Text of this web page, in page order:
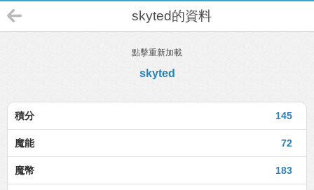
skyted的資料
點擊重新加載
skyted
145
積分
72
魔能
183
魔幣